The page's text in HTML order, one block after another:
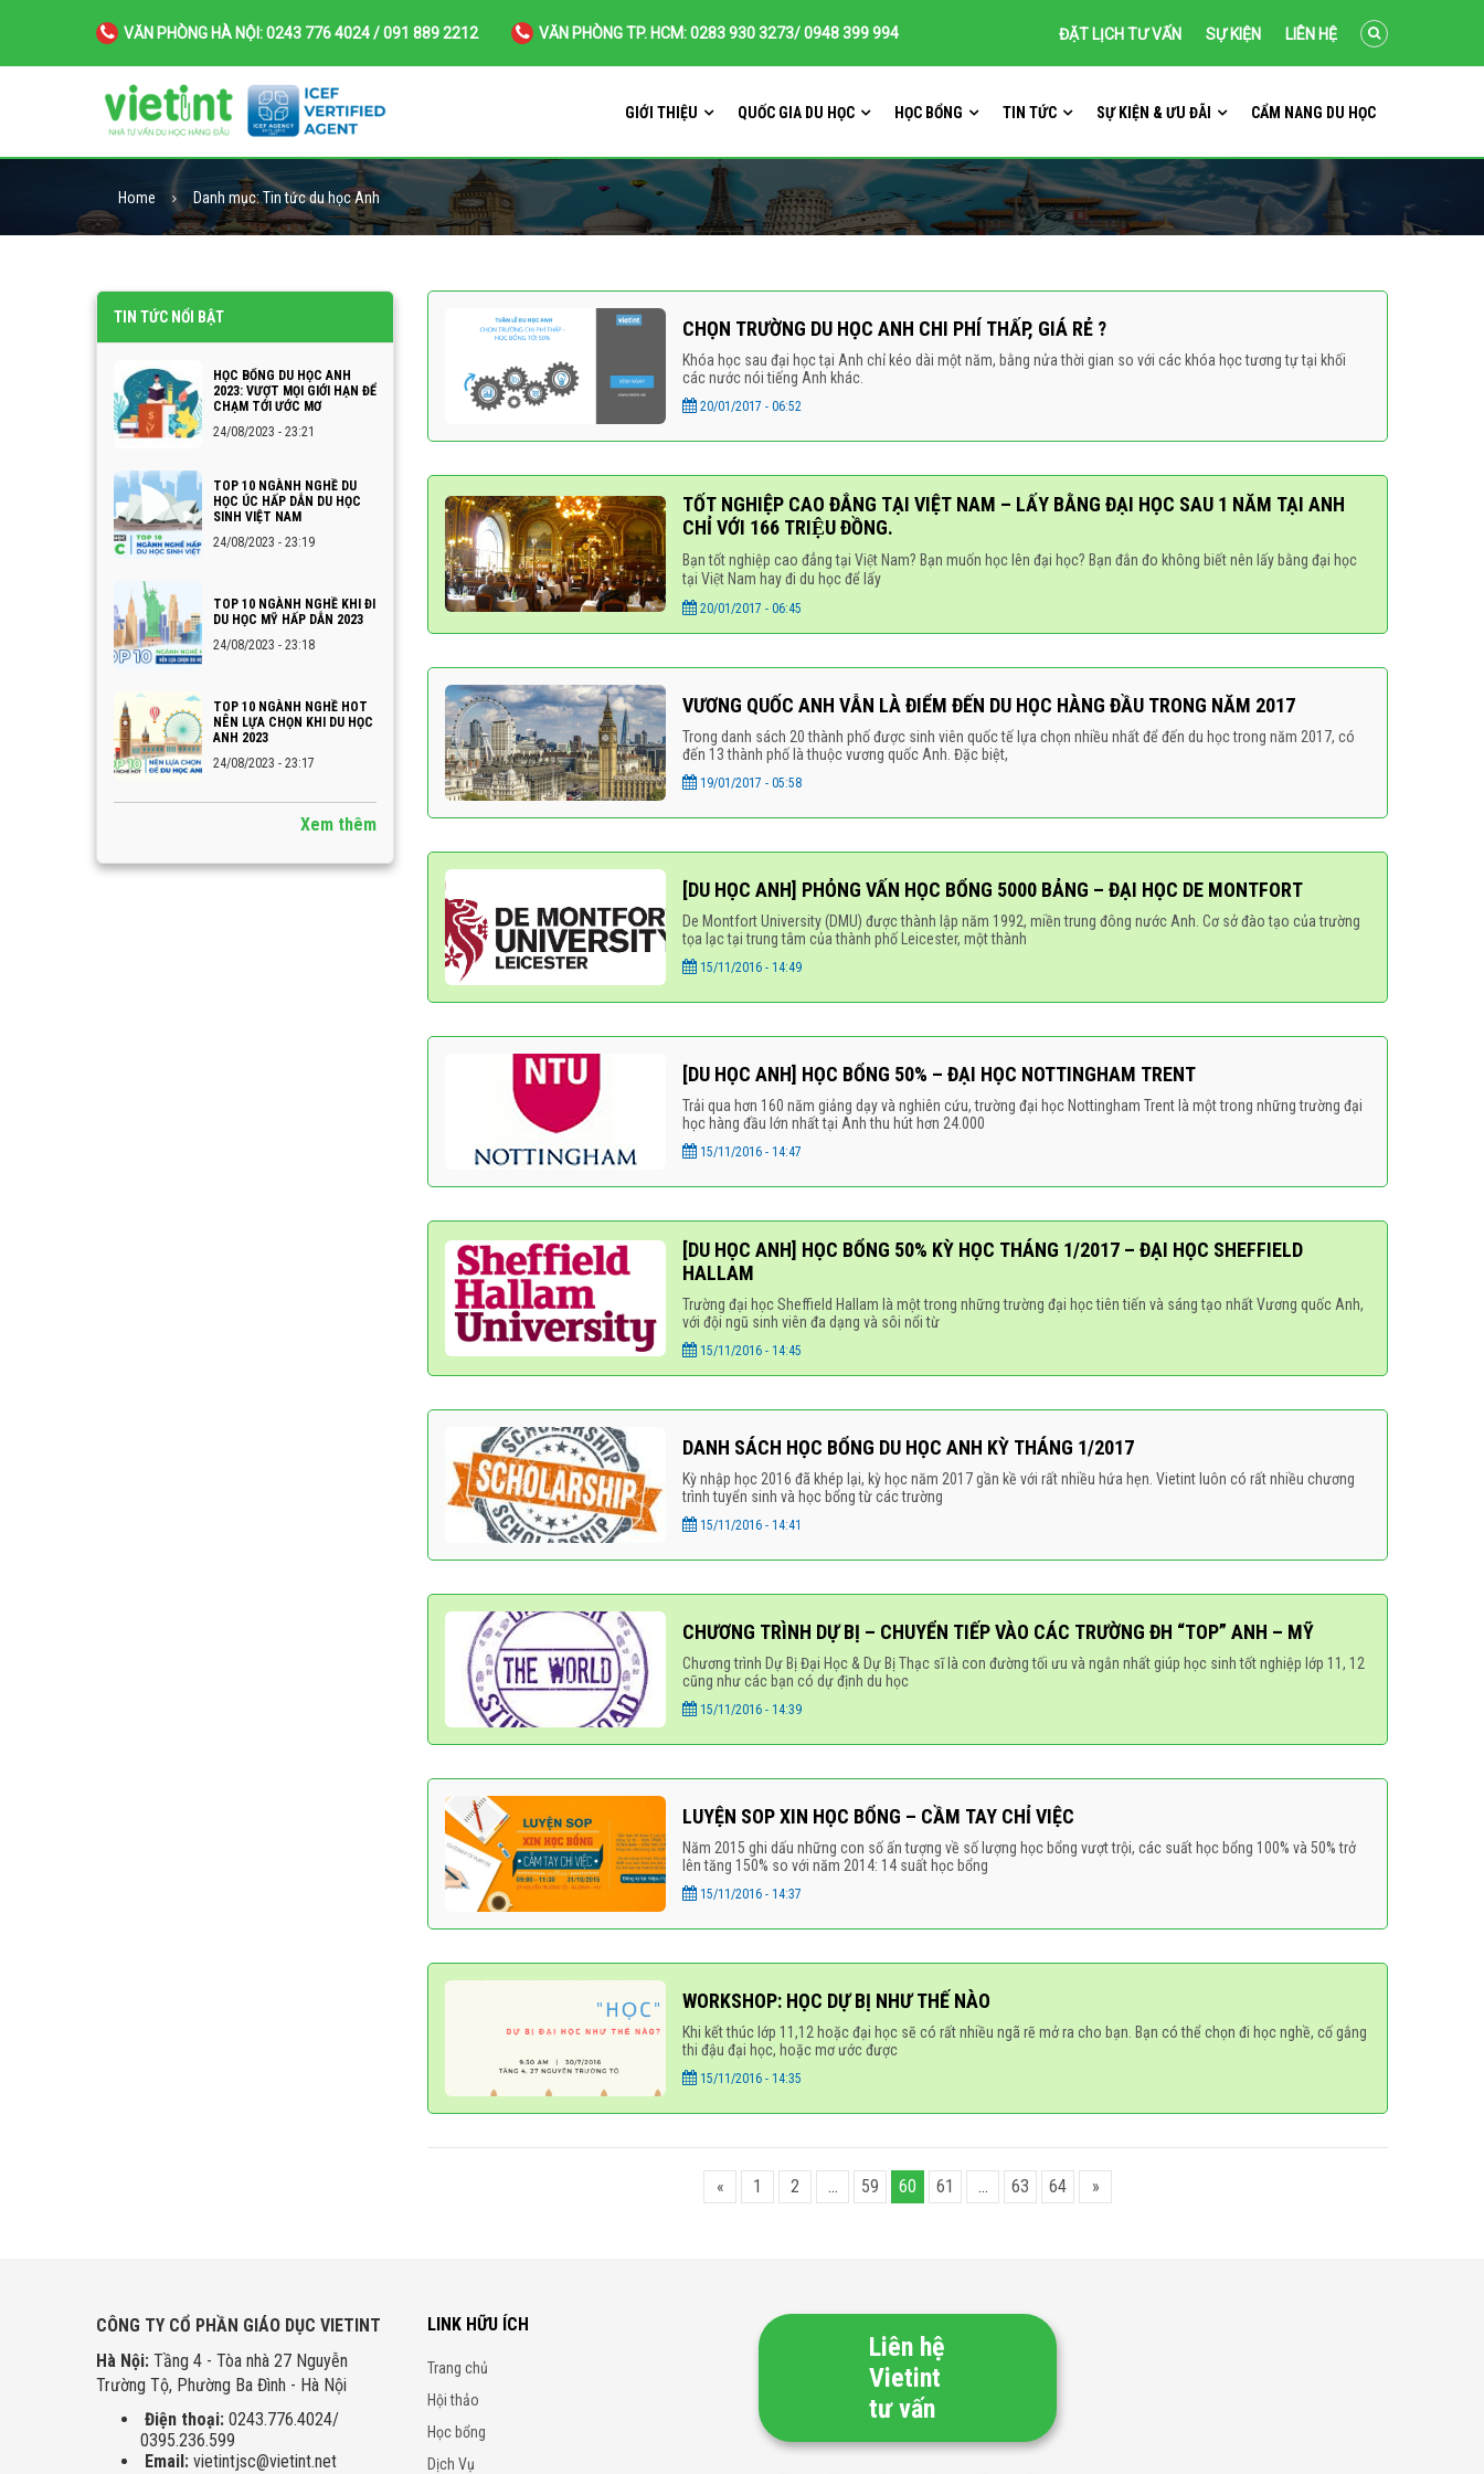
VĂN PHÒNG HÀ NỘI: 0243 776 4024 / 091 889 2212 VĂN PHÒNG TP. HCM: 0283 930 3273/ 0948 399 994 ĐẶT LỊCH TƯ VẤN SỰ KIỆN LIÊN HỆ
GIỚI THIỆU QUỐC GIA DU HỌC HỌC BỔNG TIN TỨC SỰ KIỆN & ƯU ĐÃI CẨM NANG DU HỌC
Home Danh mục:Tin tức du học Anh
TIN TỨC NỔI BẬT
HỌC BỔNG DU HỌC ANH
2023: VƯỢT MỌI GIỚI HẠN ĐỂ
CHẠM TỚI ƯỚC MƠ
24/08/2023 - 23:21
TOP 10 NGÀNH NGHỀ DU
HỌC ÚC HẤP DẪN DU HỌC
SINH VIỆT NAM
24/08/2023 - 23:19
TOP 10 NGÀNH NGHỀ KHI ĐI
DU HỌC MỸ HẤP DẪN 2023
24/08/2023 - 23:18
TOP 10 NGÀNH NGHỀ HOT
NÊN LỰA CHỌN KHI DU HỌC
ANH 2023
24/08/2023 - 23:17
Xem thêm
CHỌN TRƯỜNG DU HỌC ANH CHI PHÍ THẤP, GIÁ RẺ ?
Khóa học sau đại học tại Anh chỉ kéo dài một năm, bằng nửa thời gian so với các khóa học tương tự tại khối
các nước nói tiếng Anh khác.
20/01/2017 - 06:52
TỐT NGHIỆP CAO ĐẲNG TẠI VIỆT NAM – LẤY BẰNG ĐẠI HỌC SAU 1 NĂM TẠI ANH
CHỈ VỚI 166 TRIỆU ĐỒNG.
Bạn tốt nghiệp cao đẳng tại Việt Nam? Bạn muốn học lên đại học? Bạn đắn đo không biết nên lấy bằng đại học
tại Việt Nam hay đi du học để lấy
20/01/2017 - 06:45
VƯƠNG QUỐC ANH VẪN LÀ ĐIỂM ĐẾN DU HỌC HÀNG ĐẦU TRONG NĂM 2017
Trong danh sách 20 thành phố được sinh viên quốc tế lựa chọn nhiều nhất để đến du học trong năm 2017, có
đến 13 thành phố là thuộc vương quốc Anh. Đặc biệt,
19/01/2017 - 05:58
[DU HỌC ANH] PHỎNG VẤN HỌC BỔNG 5000 BẢNG – ĐẠI HỌC DE MONTFORT
De Montfort University (DMU) được thành lập năm 1992, miền trung đông nước Anh. Cơ sở đào tạo của trường
tọa lạc tại trung tâm của thành phố Leicester, một thành
15/11/2016 - 14:49
[DU HỌC ANH] HỌC BỔNG 50% – ĐẠI HỌC NOTTINGHAM TRENT
Trải qua hơn 160 năm giảng dạy và nghiên cứu, trường đại học Nottingham Trent là một trong những trường đại
học hàng đầu lớn nhất tại Anh thu hút hơn 24.000
15/11/2016 - 14:47
[DU HỌC ANH] HỌC BỔNG 50% KỲ HỌC THÁNG 1/2017 – ĐẠI HỌC SHEFFIELD
HALLAM
Trường đại học Sheffield Hallam là một trong những trường đại học tiên tiến và sáng tạo nhất Vương quốc Anh,
với đội ngũ sinh viên đa dạng và sôi nổi từ
15/11/2016 - 14:45
DANH SÁCH HỌC BỔNG DU HỌC ANH KỲ THÁNG 1/2017
Kỳ nhập học 2016 đã khép lại, kỳ học năm 2017 gần kề với rất nhiều hứa hẹn. Vietint luôn có rất nhiều chương
trình tuyển sinh và học bổng từ các trường
15/11/2016 - 14:41
CHƯƠNG TRÌNH DỰ BỊ – CHUYỂN TIẾP VÀO CÁC TRƯỜNG ĐH “TOP” ANH – MỸ
Chương trình Dự Bị Đại Học & Dự Bị Thạc sĩ là con đường tối ưu và ngắn nhất giúp học sinh tốt nghiệp lớp 11, 12
cũng như các bạn có dự định du học
15/11/2016 - 14:39
LUYỆN SOP XIN HỌC BỔNG – CẦM TAY CHỈ VIỆC
Năm 2015 ghi dấu những con số ấn tượng về số lượng học bổng vượt trội, các suất học bổng 100% và 50% trở
lên tăng 150% so với năm 2014: 14 suất học bổng
15/11/2016 - 14:37
WORKSHOP: HỌC DỰ BỊ NHƯ THẾ NÀO
Khi kết thúc lớp 11,12 hoặc đại học sẽ có rất nhiều ngã rẽ mở ra cho bạn. Bạn có thể chọn đi học nghề, cố gắng
thi đậu đại học, hoặc mơ ước được
15/11/2016 - 14:35
« 1 2 … 59 60 61 … 63 64 »
CÔNG TY CỔ PHẦN GIÁO DỤC VIETINT
Hà Nội: Tầng 4 - Tòa nhà 27 Nguyễn
Trường Tộ, Phường Ba Đình - Hà Nội
Điện thoại: 0243.776.4024/
0395.236.599
Email: vietintjsc@vietint.net
LINK HỮU ÍCH
Trang chủ
Hội thảo
Học bổng
Dịch Vụ
Liên hệ
Vietint
tư vấn